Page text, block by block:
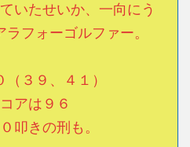
いたせいか、一向にう
フォーゴルファー。
３９、４１）
アは９６
叩きの刑も。